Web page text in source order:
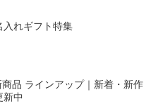
入れギフト特集
品 ラインアップ｜新着・新作
新中